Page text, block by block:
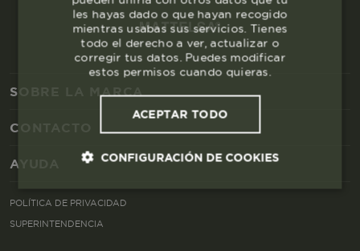
SOBRE LA MARCA
CONTACTO
AYUDA
POLÍTICA DE PRIVACIDAD
SUPERINTENDENCIA
les hayas dado o que hayan recogido
mientras usabas sus servicios. Tienes
todo el derecho a ver, actualizar o
corregir tus datos. Puedes modificar
estos permisos cuando quieras.
ACEPTAR TODO
CONFIGURACIÓN DE COOKIES
Cookies esenciales y necesarias